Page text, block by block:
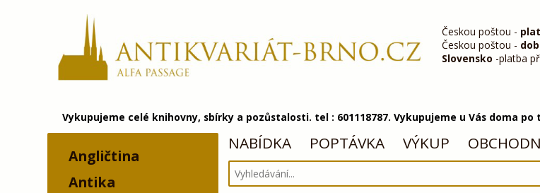
Českou poštou -
Českou poštou -
Slovensko -platba
Vykupujeme celé knihovny, sbírky a pozůstalosti. tel : 601118787. Vykupujeme u Vás doma
Angličtina
Antika
NABÍDKA POPTÁVKA VÝKUP